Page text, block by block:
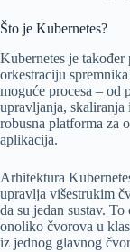
Što je Kubernetes?
Kubernetes je također
orkestraciju
moguće procesa – od
upravljanja, skaliranja
robusna platforma za
aplikacija.
Arhitektura
upravlja višestrukim
da su jedan sustav.
onoliko čvorova u
iz jednog glavnog